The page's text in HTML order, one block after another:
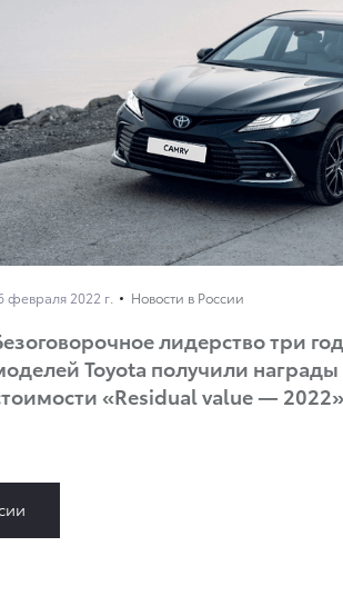
февраля 2022 г. Новости в России
лидерство три
Toyota получили награды
«Residual value — 2022»